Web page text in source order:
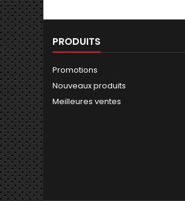
PRODUITS
Promotions
Nouveaux produits
Meilleures ventes